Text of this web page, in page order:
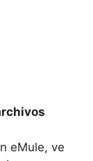
eMule, ve